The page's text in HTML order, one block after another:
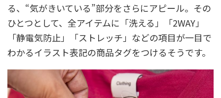
る、“気がきいている”部分をさらにアピール。その
ひとつとして、全アイテムに「洗える」「2WAY」
「静電気防止」「ストレッチ」などの項目が一目で
わかるイラスト表記の商品タグをつけるそうです。